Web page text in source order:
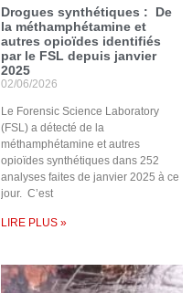
Drogues synthétiques : De
la méthamphétamine et
autres opioïdes identifiés
par le FSL depuis janvier
2025
02/06/2026
Le Forensic Science Laboratory
(FSL) a détecté de la
méthamphétamine et autres
opioïdes synthétiques dans 252
analyses faites de janvier 2025 à ce
jour. C’est
LIRE PLUS »